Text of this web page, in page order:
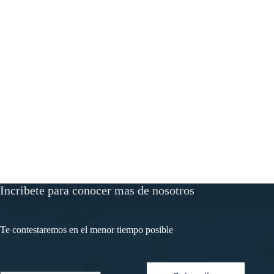
Incribete para conocer mas de nosotros
Te contestaremos en el menor tiempo posible